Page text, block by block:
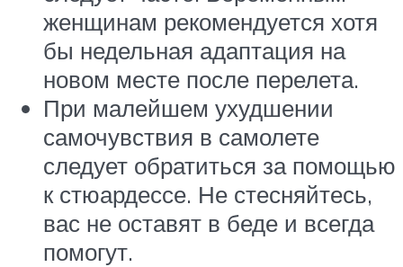
женщинам рекомендуется хотя
бы недельная адаптация на
новом месте после перелета.
При малейшем ухудшении
самочувствия в самолете
следует обратиться за помощью
к стюардессе. Не стесняйтесь,
вас не оставят в беде и всегда
помогут.